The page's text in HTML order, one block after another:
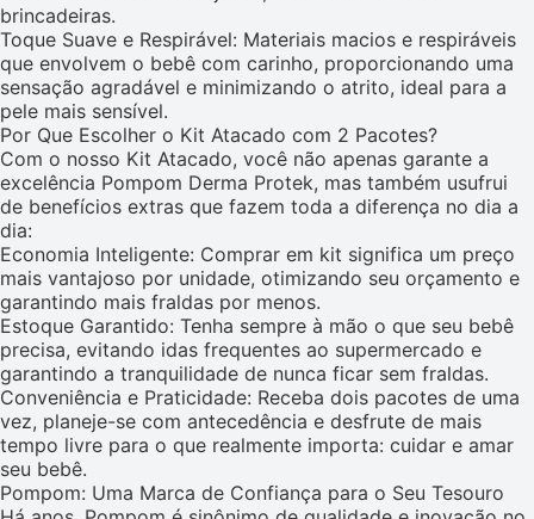
brincadeiras.
Toque Suave e Respirável: Materiais macios e respiráveis
que envolvem o bebê com carinho, proporcionando uma
sensação agradável e minimizando o atrito, ideal para a
pele mais sensível.
Por Que Escolher o Kit Atacado com 2 Pacotes?
Com o nosso Kit Atacado, você não apenas garante a
excelência Pompom Derma Protek, mas também usufrui
de benefícios extras que fazem toda a diferença no dia a
dia:
Economia Inteligente: Comprar em kit significa um preço
mais vantajoso por unidade, otimizando seu orçamento e
garantindo mais fraldas por menos.
Estoque Garantido: Tenha sempre à mão o que seu bebê
precisa, evitando idas frequentes ao supermercado e
garantindo a tranquilidade de nunca ficar sem fraldas.
Conveniência e Praticidade: Receba dois pacotes de uma
vez, planeje-se com antecedência e desfrute de mais
tempo livre para o que realmente importa: cuidar e amar
seu bebê.
Pompom: Uma Marca de Confiança para o Seu Tesouro